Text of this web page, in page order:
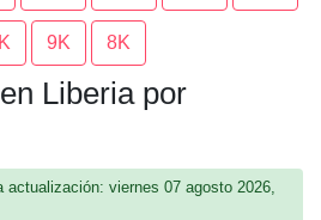
9K 8K
Liberia por
actualización: viernes 07 agosto 2026,